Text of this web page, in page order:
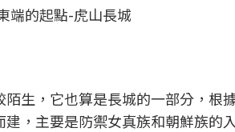
端的起點-虎山長城
陌生，它也算是長城的一部分，根
，主要是防禦女真族和朝鮮族的